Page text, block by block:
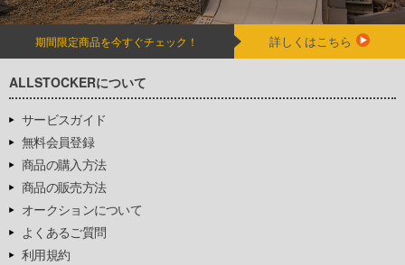
期間限定商品を今すぐチェック！ 詳しくはこちら
ALLSTOCKERについて
サービスガイド
無料会員登録
商品の購入方法
商品の販売方法
オークションについて
よくあるご質問
利用規約